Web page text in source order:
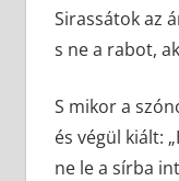
Sirassátok az
s ne a rabot,
S mikor a
és végül kiált:
ne le a sírba